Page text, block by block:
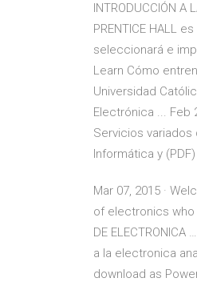
INTRODUCCIÓN A
PRENTICE HALL
seleccionará e
Learn Cómo
Universidad
Electrónica ... Feb
Servicios variados
Informática y (PDF)
Mar 07, 2015 ·
of electronics who
DE ELECTRONICA
a la electronica
download as